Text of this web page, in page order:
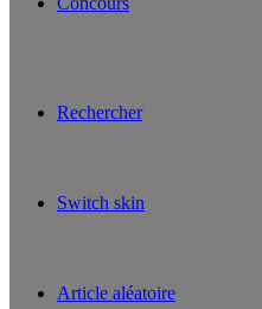
Rechercher
Switch skin
Article aléatoire